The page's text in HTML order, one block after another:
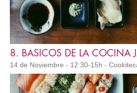
14 de Noviembre - 12:30-15h -